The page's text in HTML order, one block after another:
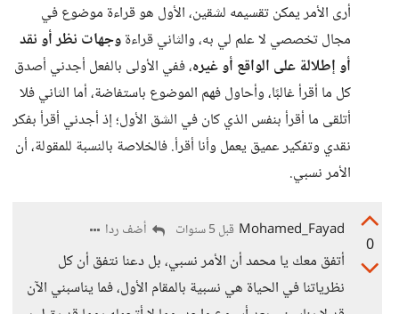
أرى الأمر يمكن تقسيمه لشقين، الأول هو قراءة موضوع في
مجال تخصصي لا علم لي به، والثاني قراءةوجهات نظر أو نقد
أو إطلالة على الواقع أو غيره، ففي الأولى بالفعل أجدني أصدق
كل ما أقرأ غالبًا، وأحاول فهم الموضوع باستفاضة، أما الثاني فلا
أتلقى ما أقرأ بنفس الذي كان في الشق الأول؛ إذ أجدني أقرأ بفكر
نقدي وتفكير عميق يعمل وأنا أقرأ. فالخلاصة بالنسبة للمقولة، أن
الأمر نسبي.
0
Mohamed_Fayad قبل 5 سنوات أضف ردا
أتفق معك يا محمد أن الأمر نسبي، بل دعنا نتفق أن كل
نظرياتنا في الحياة هي نسبية بالمقام الأول، فما يناسبني الآن